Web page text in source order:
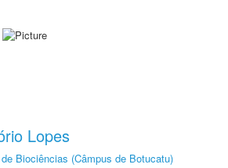
Lopes
Biociências (Câmpus de Botucatu)